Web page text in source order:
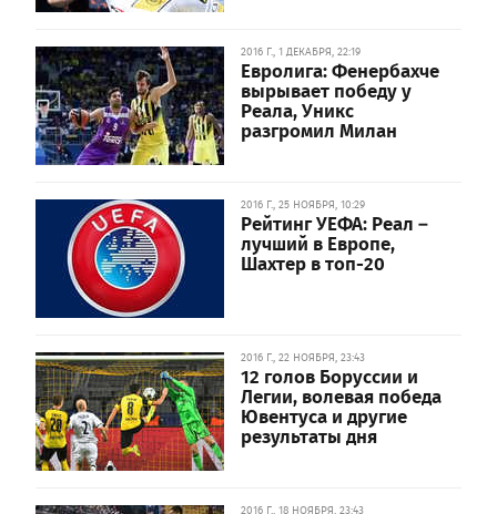
2016 Г., 1 ДЕКАБРЯ, 22:19
Евролига: Фенербахче
вырывает победу у
Реала, Уникс
разгромил Милан
2016 Г., 25 НОЯБРЯ, 10:29
Рейтинг УЕФА: Реал –
лучший в Европе,
Шахтер в топ-20
2016 Г., 22 НОЯБРЯ, 23:43
12 голов Боруссии и
Легии, волевая победа
Ювентуса и другие
результаты дня
2016 Г., 18 НОЯБРЯ, 23:43